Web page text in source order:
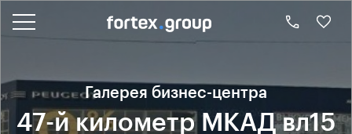
Галерея бизнес-центра
47-й километр МКАД вл15